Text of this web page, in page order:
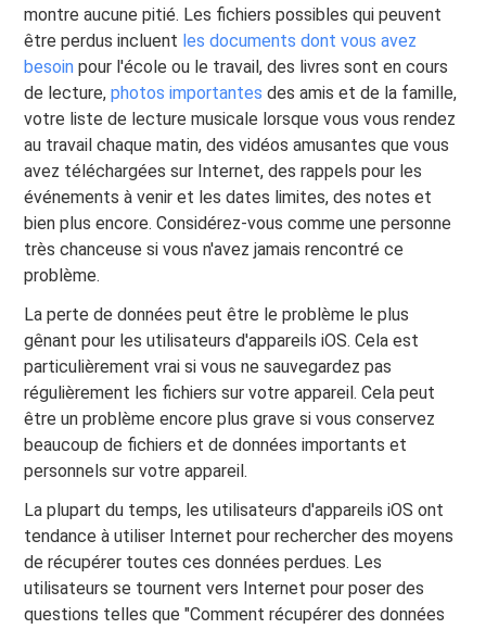
montre aucune pitié. Les fichiers possibles qui peuvent
être perdus incluent les documents dont vous avez
besoin pour l'école ou le travail, des livres sont en cours
de lecture,photos importantes des amis et de la famille,
votre liste de lecture musicale lorsque vous vous rendez
au travail chaque matin, des vidéos amusantes que vous
avez téléchargées sur Internet, des rappels pour les
événements à venir et les dates limites, des notes et
bien plus encore. Considérez-vous comme une personne
très chanceuse si vous n'avez jamais rencontré ce
problème.
La perte de données peut être le problème le plus
gênant pour les utilisateurs d'appareils iOS. Cela est
particulièrement vrai si vous ne sauvegardez pas
régulièrement les fichiers sur votre appareil. Cela peut
être un problème encore plus grave si vous conservez
beaucoup de fichiers et de données importants et
personnels sur votre appareil.
La plupart du temps, les utilisateurs d'appareils iOS ont
tendance à utiliser Internet pour rechercher des moyens
de récupérer toutes ces données perdues. Les
utilisateurs se tournent vers Internet pour poser des
questions telles que "Comment récupérer des données